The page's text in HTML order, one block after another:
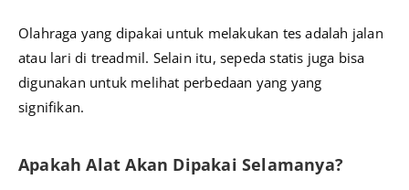
Olahraga yang dipakai untuk melakukan tes adalah jalan
atau lari di treadmil. Selain itu, sepeda statis juga bisa
digunakan untuk melihat perbedaan yang yang
signifikan.
Apakah Alat Akan Dipakai Selamanya?